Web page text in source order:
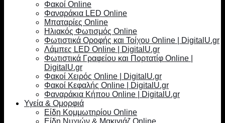
Φακοί Online
Φαναράκια LED Online
Μπαταρίες Online
Ηλιακός Φωτισμός Online
Φωτιστικά Οροφής και Τοίχου Online | DigitalU.gr
Λάμπες LED Online | DigitalU.gr
Φωτιστικά Γραφείου και Πορτατίφ Online |
DigitalU.gr
Φακοί Χειρός Online | DigitalU.gr
Φακοί Κεφαλής Online | DigitalU.gr
Φαναράκια Κήπου Online | DigitalU.gr
Υγεία & Ομορφιά
Είδη Κομμωτηρίου Online